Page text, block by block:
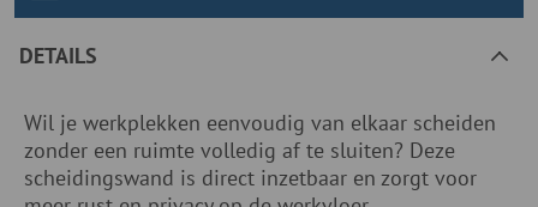
DETAILS
Wil je werkplekken eenvoudig van elkaar scheiden
zonder een ruimte volledig af te sluiten? Deze
scheidingswand is direct inzetbaar en zorgt voor